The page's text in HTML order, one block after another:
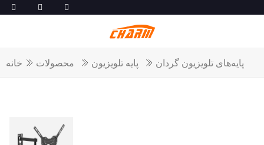
خانه محصولات پایه تلویزیون پایه‌های تلویزیون گردان